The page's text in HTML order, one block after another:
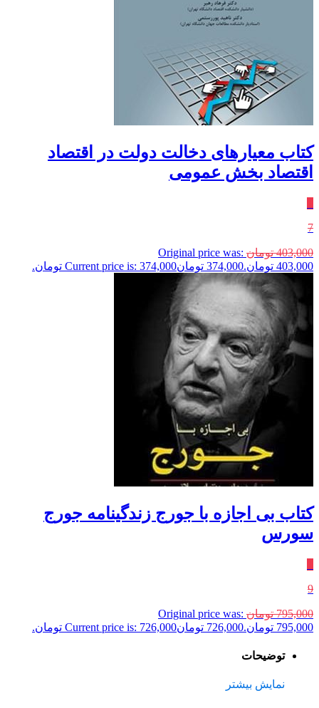
کتاب معیارهای دخالت دولت در اقتصاد
اقتصاد بخش عمومی
7
403,000 تومان Original price was:
403,000 تومان.
374,000 تومانCurrent price is: 374,000 تومان.
کتاب بی اجازه با جورج زندگینامه جورج
سورس
9
795,000 تومان Original price was:
795,000 تومان.
726,000 تومانCurrent price is: 726,000 تومان.
توضیحات
نمایش بیشتر